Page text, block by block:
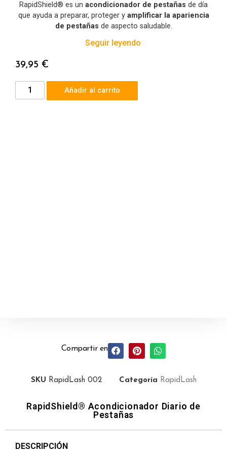
RapidShield® es un acondicionador de pestañas de día
que ayuda a preparar, proteger y amplificar la apariencia
de pestañas de aspecto saludable.
Seguir leyendo
39,95 €
Añadir al carrito
RapidShield® Acondicionador Diario de
Pestañas
SKU RapidLash 002 Categoría RapidLash
Compartir en
DESCRIPCIÓN